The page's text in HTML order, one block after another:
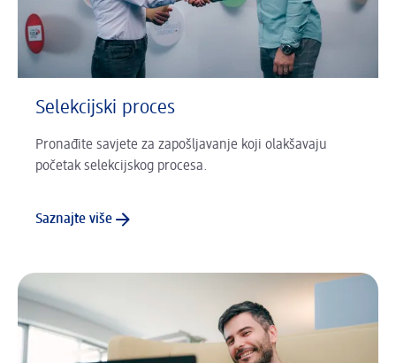
Selekcijski proces
Pronađite savjete za zapošljavanje koji olakšavaju
početak selekcijskog procesa.
Saznajte više